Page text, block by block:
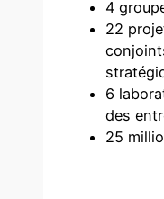
4
22
6
des
25